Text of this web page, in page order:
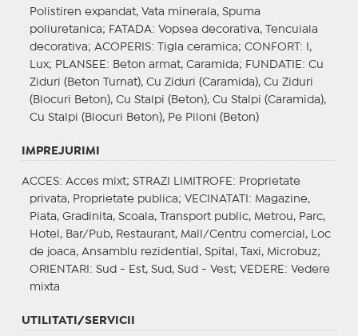
Polistiren expandat, Vata minerala, Spuma
poliuretanica; FATADA: Vopsea decorativa, Tencuiala
decorativa; ACOPERIS: Tigla ceramica; CONFORT : I,
Lux; PLANSEE : Beton armat, Caramida; FUNDATIE : Cu
Ziduri (Beton Turnat), Cu Ziduri (Caramida), Cu Ziduri
(Blocuri Beton), Cu Stalpi (Beton), Cu Stalpi (Caramida),
Cu Stalpi (Blocuri Beton), Pe Piloni (Beton)
IMPREJURIMI
ACCES: Acces mixt; STRAZI LIMITROFE : Proprietate
privata, Proprietate publica; VECINATATI : Magazine,
Piata, Gradinita, Scoala, Transport public, Metrou, Parc,
Hotel, Bar/Pub, Restaurant, Mall/Centru comercial, Loc
de joaca, Ansamblu rezidential, Spital, Taxi, Microbuz;
ORIENTARI : Sud - Est, Sud, Sud - Vest; VEDERE : Vedere
mixta
UTILITATI/SERVICII